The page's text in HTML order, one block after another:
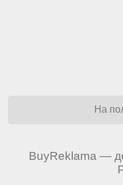
На
BuyReklama —